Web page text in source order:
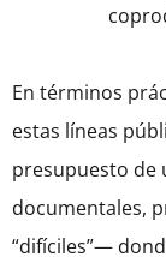
En términos
estas líneas
presupuesto de
documentales,
“difíciles”—